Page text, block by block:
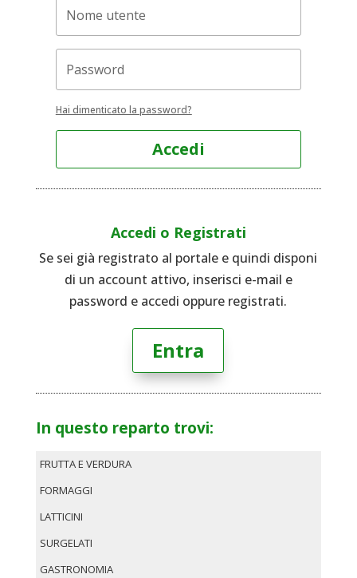
Hai dimenticato la password?
Accedi
Accedi o Registrati
Se sei già registrato al portale e quindi disponi
di un account attivo, inserisci e-mail e
password e accedi oppure registrati.
Entra
In questo reparto trovi:
FRUTTA E VERDURA
FORMAGGI
LATTICINI
SURGELATI
GASTRONOMIA